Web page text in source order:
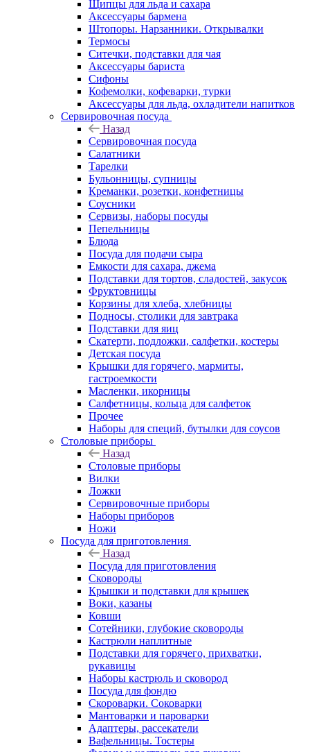
Щипцы для льда и сахара
Аксессуары бармена
Штопоры. Нарзанники. Открывалки
Термосы
Ситечки, подставки для чая
Аксессуары бариста
Сифоны
Кофемолки, кофеварки, турки
Аксессуары для льда, охладители напитков
Сервировочная посуда
Назад
Сервировочная посуда
Салатники
Тарелки
Бульонницы, супницы
Креманки, розетки, конфетницы
Соусники
Сервизы, наборы посуды
Пепельницы
Блюда
Посуда для подачи сыра
Емкости для сахара, джема
Подставки для тортов, сладостей, закусок
Фруктовницы
Корзины для хлеба, хлебницы
Подносы, столики для завтрака
Подставки для яиц
Скатерти, подложки, салфетки, костеры
Детская посуда
Крышки для горячего, мармиты,
гастроемкости
Масленки, икорницы
Салфетницы, кольца для салфеток
Прочее
Наборы для специй, бутылки для соусов
Столовые приборы
Назад
Столовые приборы
Вилки
Ложки
Сервировочные приборы
Наборы приборов
Ножи
Посуда для приготовления
Назад
Посуда для приготовления
Сковороды
Крышки и подставки для крышек
Воки, казаны
Ковши
Сотейники, глубокие сковороды
Кастрюли наплитные
Подставки для горячего, прихватки,
рукавицы
Наборы кастрюль и сковород
Посуда для фондю
Скороварки. Соковарки
Мантоварки и пароварки
Адаптеры, рассекатели
Вафельницы. Тостеры